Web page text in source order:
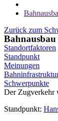
Zurück zum
Standortfaktoren
Standpunkt
Meinungen
Schwerpunkte
Der Zugverkehr
Standpunkt: